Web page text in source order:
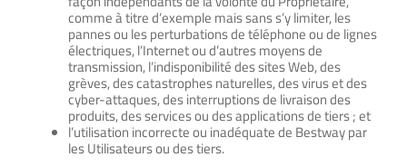
comme à titre d’exemple mais sans s’y limiter, les
pannes ou les perturbations de téléphone ou de lignes
électriques, l’Internet ou d’autres moyens de
transmission, l’indisponibilité des sites Web, des
grèves, des catastrophes naturelles, des virus et des
cyber-attaques, des interruptions de livraison des
produits, des services ou des applications de tiers ; et
l’utilisation incorrecte ou inadéquate de Bestway par
les Utilisateurs ou des tiers.